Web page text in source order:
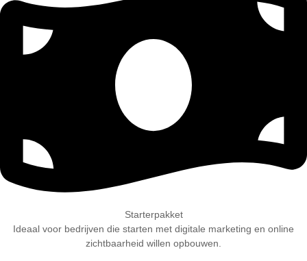
Starterpakket
Ideaal voor bedrijven die starten met digitale marketing en online
zichtbaarheid willen opbouwen.